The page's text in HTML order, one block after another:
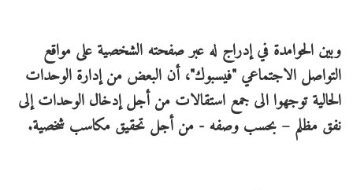
وبين الحوامدة في إدراج له عبر صفحته الشخصية على مواقع
التواصل الاجتماعي "فيسبوك"، أن البعض من إدارة الوحدات
الحالية توجهوا الى جمع استقالات من أجل إدخال الوحدات إلى
نفق مظلم – بحسب وصفه - من أجل تحقيق مكاسب شخصية.